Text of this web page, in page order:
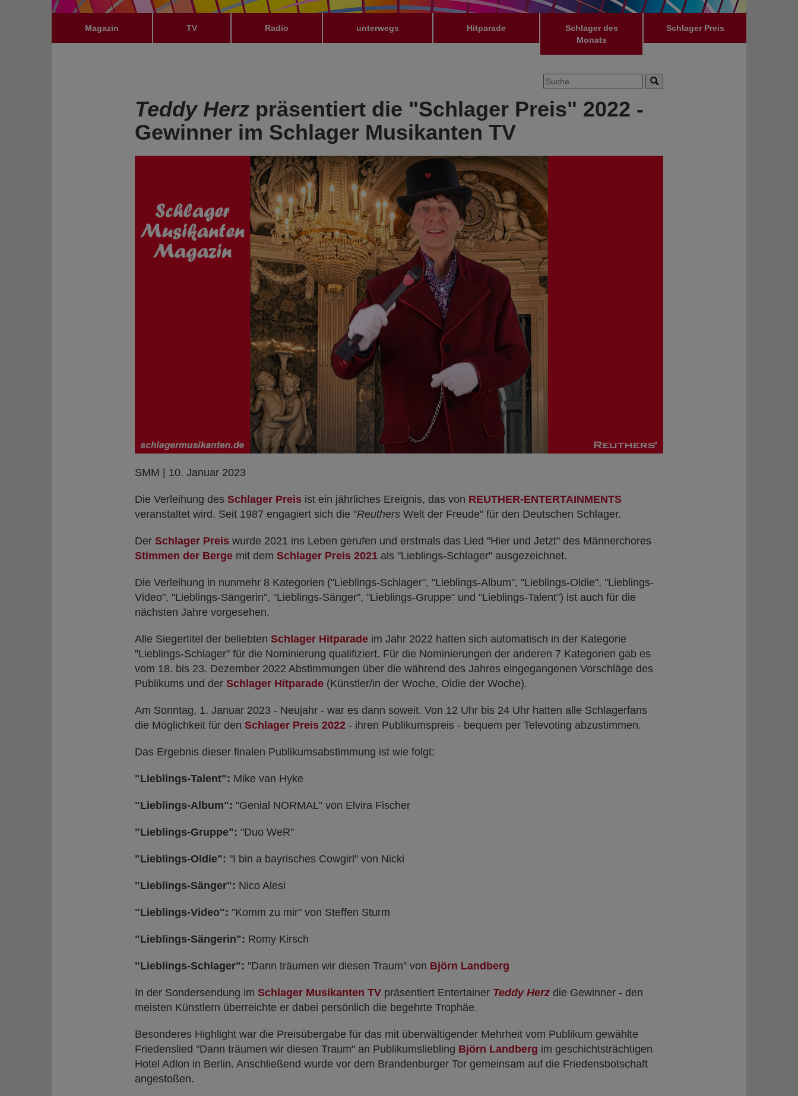
Magazin TV Radio unterwegs Hitparade
Schlager des
Monats
Schlager Preis
Teddy Herz präsentiert die "Schlager Preis" 2022 -
Gewinner im Schlager Musikanten TV
SMM | 10. Januar 2023
Die Verleihung des Schlager Preis ist ein jährliches Ereignis, das von REUTHER-ENTERTAINMENTS
veranstaltet wird. Seit 1987 engagiert sich die "Reuthers Welt der Freude" für den Deutschen Schlager.
Der Schlager Preis wurde 2021 ins Leben gerufen und erstmals das Lied "Hier und Jetzt" des Männerchores
Stimmen der Berge mit dem Schlager Preis 2021 als "Lieblings-Schlager" ausgezeichnet.
Die Verleihung in nunmehr 8 Kategorien ("Lieblings-Schlager", "Lieblings-Album", "Lieblings-Oldie", "Lieblings-
Video", "Lieblings-Sängerin", "Lieblings-Sänger", "Lieblings-Gruppe" und "Lieblings-Talent") ist auch für die
nächsten Jahre vorgesehen.
Alle Siegertitel der beliebten Schlager Hitparade im Jahr 2022 hatten sich automatisch in der Kategorie
"Lieblings-Schlager" für die Nominierung qualifiziert. Für die Nominierungen der anderen 7 Kategorien gab es
vom 18. bis 23. Dezember 2022 Abstimmungen über die während des Jahres eingegangenen Vorschläge des
Publikums und der Schlager Hitparade (Künstler/in der Woche, Oldie der Woche).
Am Sonntag, 1. Januar 2023 - Neujahr - war es dann soweit. Von 12 Uhr bis 24 Uhr hatten alle Schlagerfans
die Möglichkeit für den Schlager Preis 2022 - ihren Publikumspreis - bequem per Televoting abzustimmen.
Das Ergebnis dieser finalen Publikumsabstimmung ist wie folgt:
"Lieblings-Talent": Mike van Hyke
"Lieblings-Album": "Genial NORMAL" von Elvira Fischer
"Lieblings-Gruppe": "Duo WeR"
"Lieblings-Oldie": "I bin a bayrisches Cowgirl" von Nicki
"Lieblings-Sänger": Nico Alesi
"Lieblings-Video": "Komm zu mir" von Steffen Sturm
"Lieblings-Sängerin": Romy Kirsch
"Lieblings-Schlager": "Dann träumen wir diesen Traum" von Björn Landberg
In der Sondersendung im Schlager Musikanten TV präsentiert Entertainer Teddy Herz die Gewinner - den
meisten Künstlern überreichte er dabei persönlich die begehrte Trophäe.
Besonderes Highlight war die Preisübergabe für das mit überwältigender Mehrheit vom Publikum gewählte
Friedenslied "Dann träumen wir diesen Traum" an Publikumsliebling Björn Landberg im geschichtsträchtigen
Hotel Adlon in Berlin. Anschließend wurde vor dem Brandenburger Tor gemeinsam auf die Friedensbotschaft
angestoßen.